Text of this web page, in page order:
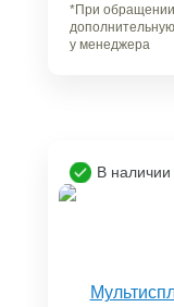
*При обращении
дополнительную
у менеджера
В наличии